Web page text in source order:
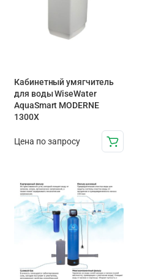
Кабинетный умягчитель
для воды WiseWater
AquaSmart MODERNE
1300X
Цена по запросу